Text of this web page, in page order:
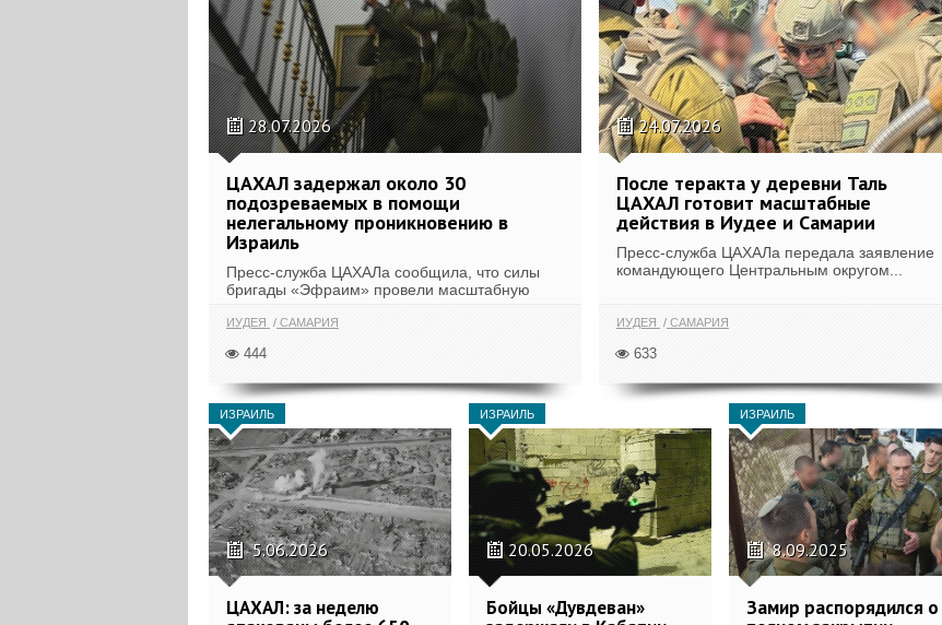
28.07.2026
ЦАХАЛ задержал около 30
подозреваемых в помощи
нелегальному проникновению в
Израиль
Пресс-служба ЦАХАЛа сообщила, что силы
бригады «Эфраим» провели масштабную
ИУДЕЯ САМАРИЯ
444
24.07.2026
После теракта у деревни Таль
ЦАХАЛ готовит масштабные
действия в Иудее и Самарии
Пресс-служба ЦАХАЛа передала заявление
командующего Центральным округом...
ИУДЕЯ САМАРИЯ
633
ИЗРАИЛЬ
5.06.2026
ЦАХАЛ: за неделю
ИЗРАИЛЬ
20.05.2026
Бойцы «Дувдеван»
ИЗРАИЛЬ
8.09.2025
Замир распорядился о